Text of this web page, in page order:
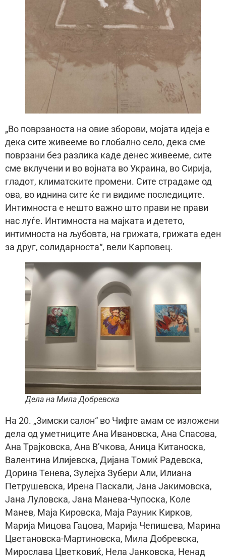
„Во поврзаноста на овие зборови, мојата идеја е
дека сите живееме во глобално село, дека сме
поврзани без разлика каде денес живееме, сите
сме вклучени и во војната во Украина, во Сирија,
гладот, климатските промени. Сите страдаме од
ова, во иднина сите ќе ги видиме последиците.
Интимноста е нешто важно што прави не прави
нас луѓе. Интимноста на мајката и детето,
интимноста на љубовта, на грижата, грижата еден
за друг, солидарноста“, вели Карповец.
Дела на Мила Добревска
На 20. „Зимски салон“ во Чифте амам се изложени
дела од уметниците Ана Ивановска, Ана Спасова,
Ана Трајковска, Ана В’чкова, Аница Китаноска,
Валентина Илијевска, Дијана Томиќ Радевска,
Дорина Тенева, Зулејха Зубери Али, Илиана
Петрушевска, Ирена Паскали, Јана Јакимовска,
Јана Луловска, Јана Манева-Чупоска, Коле
Манев, Маја Кировска, Маја Рауник Кирков,
Марија Мицова Гацова, Марија Чепишева, Марина
Цветановска-Мартиновска, Мила Добревска,
Мирослава Цветковиќ, Нела Јанковска, Ненад